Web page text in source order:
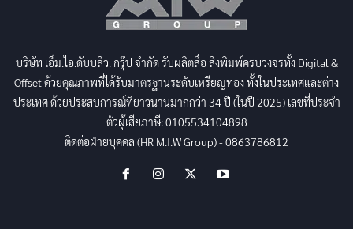
บริษัท เอ็ม.ไอ.ดับบลิว. กรุ๊ป จำกัด รับผลิตสื่อ สิ่งพิมพ์ครบวงจรทั้ง Digital &
Offset ด้วยคุณภาพที่ได้รับมาตรฐานระดับเหรียญทอง ทั้งในประเทศและต่าง
ประเทศ ด้วยประสบการณ์ที่ยาวนานมากกว่า 34 ปี (ในปี 2025) เลขที่ประจำ
ตัวผู้เสียภาษี: 0105534104898
ติดต่อฝ่ายบุคคล (HR M.I.W Group) - 0863786812